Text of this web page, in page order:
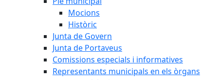
Mocions
Històric
Junta de Govern
Junta de Portaveus
Comissions especials i informatives
Representants municipals en els òrgans